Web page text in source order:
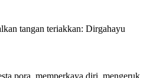
tangan teriakkan: Dirgahayu
pora, memperkaya diri, mengeruk,